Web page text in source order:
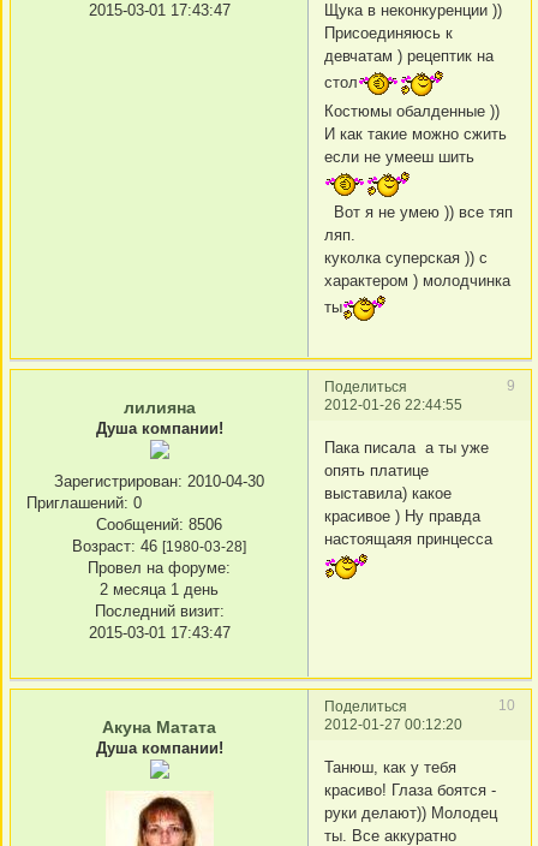
2015-03-01 17:43:47
Щука в неконкуренции ))
Присоединяюсь к
девчатам ) рецептик на
стол
Костюмы обалденные ))
И как такие можно сжить
если не умееш шить
Вот я не умею )) все тяп
ляп.
куколка суперская )) с
характером ) молодчинка
ты
Поделиться
9
2012-01-26 22:44:55
лилияна
Душа компании!
Зарегистрирован: 2010-04-30
Приглашений: 0
Сообщений: 8506
Возраст: 46 [1980-03-28]
Провел на форуме:
2 месяца 1 день
Последний визит:
2015-03-01 17:43:47
Пака писала а ты уже
опять платице
выставила) какое
красивое ) Ну правда
настоящаяя принцесса
Поделиться
10
2012-01-27 00:12:20
Акуна Матата
Душа компании!
Танюш, как у тебя
красиво! Глаза боятся -
руки делают)) Молодец
ты. Все аккуратно